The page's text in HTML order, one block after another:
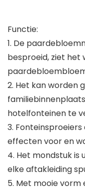
Functie:
1. De
besproeid, ziet het
2. Het kan worden
hotelfonteinen te
3.
effecten voor en
4. Het mondstuk
elke aftakleiding
5. Met mooie vorm